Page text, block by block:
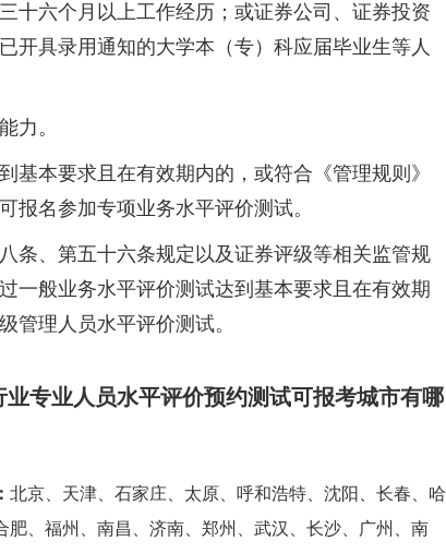
十六个月以上工作经历；或证券公司、证券投资
开具录用通知的大学本（专）科应届毕业生等人
力。
基本要求且在有效期内的，或符合《管理规则》
报名参加专项业务水平评价测试。
条、第五十六条规定以及证券评级等相关监管规
一般业务水平评价测试达到基本要求且在有效期
管理人员水平评价测试。
业专业人员水平评价预约测试可报考城市有哪
北京、天津、石家庄、太原、呼和浩特、沈阳、长春、哈
肥、福州、南昌、济南、郑州、武汉、长沙、广州、南